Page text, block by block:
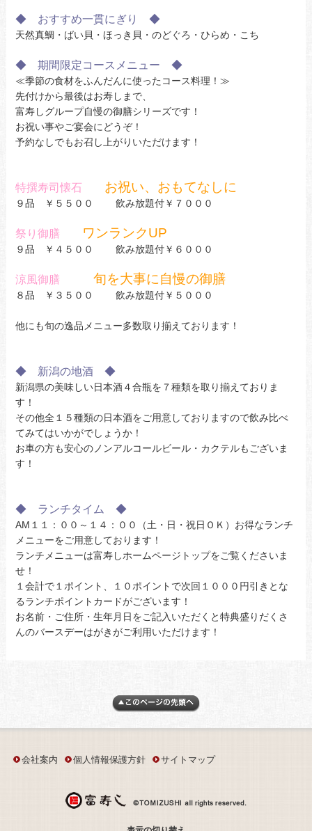
◆ おすすめ一貫にぎり ◆
天然真鯛・ばい貝・ほっき貝・のどぐろ・ひらめ・こち
◆ 期間限定コースメニュー ◆
≪季節の食材をふんだんに使ったコース料理！≫
先付けから最後はお寿しまで、
富寿しグループ自慢の御膳シリーズです！
お祝い事やご宴会にどうぞ！
予約なしでもお召し上がりいただけます！
特撰寿司懐石 お祝い、おもてなしに
９品 ￥５５００ 飲み放題付￥７０００
祭り御膳 ワンランクUP
９品 ￥４５００ 飲み放題付￥６０００
涼風御膳 旬を大事に自慢の御膳
８品 ￥３５００ 飲み放題付￥５０００
他にも旬の逸品メニュー多数取り揃えております！
◆ 新潟の地酒 ◆
新潟県の美味しい日本酒４合瓶を７種類を取り揃えておりま
す！
その他全１５種類の日本酒をご用意しておりますので飲み比べ
てみてはいかがでしょうか！
お車の方も安心のノンアルコールビール・カクテルもございま
す！
◆ ランチタイム ◆
AM１１：００～１４：００（土・日・祝日ＯＫ）お得なランチ
メニューをご用意しております！
ランチメニューは富寿しホームページトップをご覧くださいま
せ！
１会計で１ポイント、１０ポイントで次回１０００円引きとな
るランチポイントカードがございます！
お名前・ご住所・生年月日をご記入いただくと特典盛りだくさ
んのバースデーはがきがご利用いただけます！
会社案内 個人情報保護方針 サイトマップ